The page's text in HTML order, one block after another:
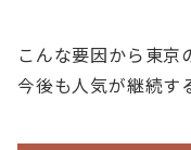
こんな要因から東京
今後も人気が継続す